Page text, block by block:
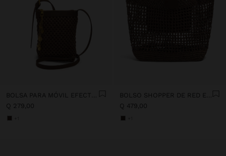
BOLSA PARA MÓVIL EFECTO RAFIA CON COLGANTE
Q 279,00
BOLSO SHOPPER DE RED EFECTO RAFIA
Q 479,00